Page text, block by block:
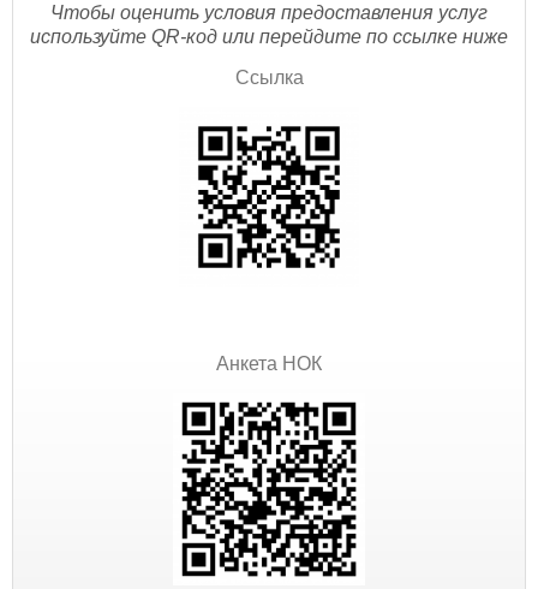
Чтобы оценить условия предоставления услуг
используйте QR-код или перейдите по ссылке ниже
Ссылка
Анкета НОК